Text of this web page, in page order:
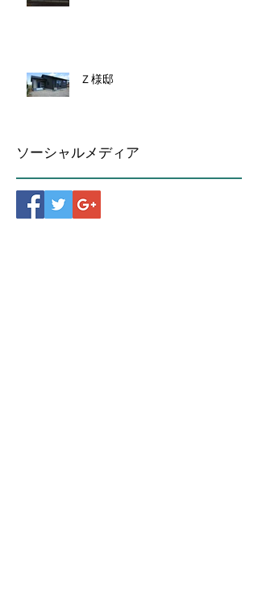
Ｚ様邸
ソーシャルメディア